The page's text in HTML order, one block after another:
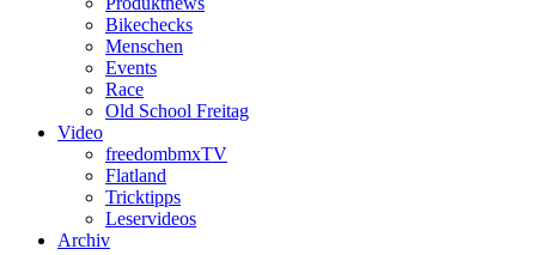
Bikechecks
Menschen
Events
Race
Old School Freitag
Video
freedombmxTV
Flatland
Tricktipps
Leservideos
Archiv